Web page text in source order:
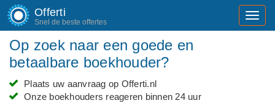
Offerti
Snel de beste offertes
Op zoek naar een goede en
betaalbare boekhouder?
Plaats uw aanvraag op Offerti.nl
Onze boekhouders reageren binnen 24 uur